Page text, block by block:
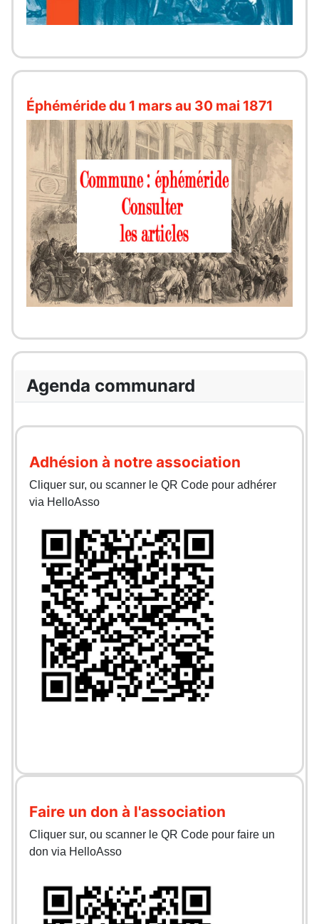
Éphéméride du 1 mars au 30 mai 1871
Agenda communard
Adhésion à notre association
Cliquer sur, ou scanner le QR Code pour adhérer
via HelloAsso
Faire un don à l'association
Cliquer sur, ou scanner le QR Code pour faire un
don via HelloAsso